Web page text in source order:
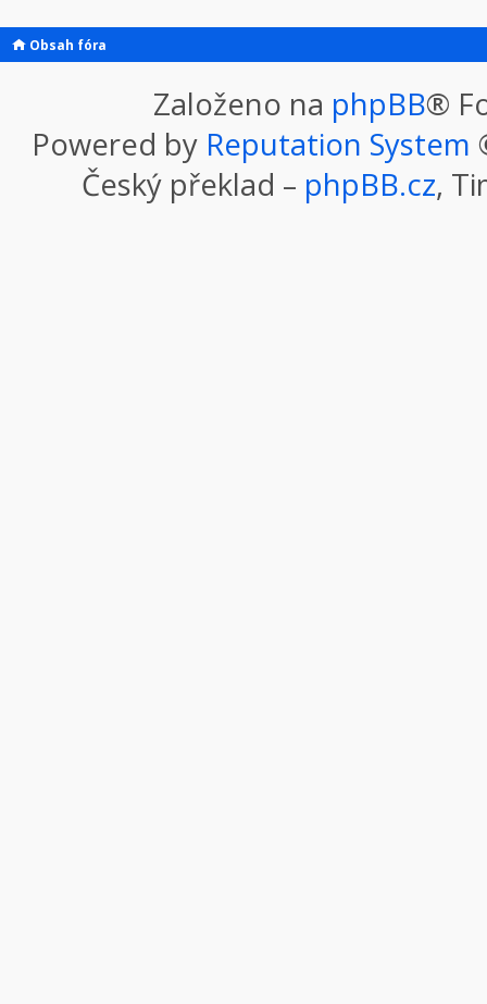
Obsah fóra
Založeno na phpBB®
Powered by Reputation System
Český překlad – phpBB.cz,